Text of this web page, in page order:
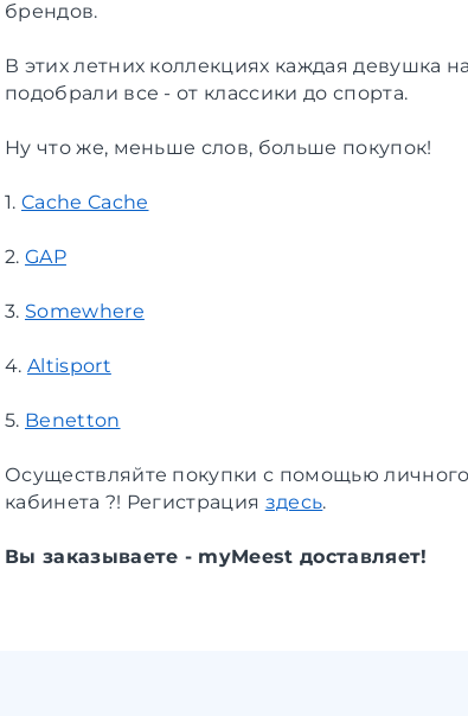
брендов.
В этих летних коллекциях каждая девушка
подобрали все - от классики до спорта.
Ну что же, меньше слов, больше покупок!
1. Cache Cache
2. GAP
3. Somewhere
4. Altisport
5. Benetton
Осуществляйте покупки с помощью
кабинета ?! Регистрация здесь.
Вы заказываете - myMeest доставляет!